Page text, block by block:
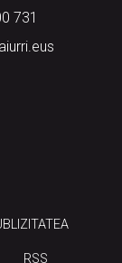
731
RSS